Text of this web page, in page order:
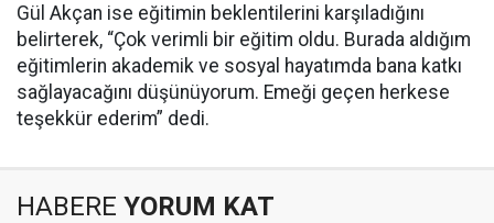
Gül Akçan ise eğitimin beklentilerini karşıladığını
belirterek, “Çok verimli bir eğitim oldu. Burada aldığım
eğitimlerin akademik ve sosyal hayatımda bana katkı
sağlayacağını düşünüyorum. Emeği geçen herkese
teşekkür ederim” dedi.
HABERE YORUM KAT